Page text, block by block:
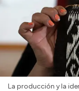
La producción y la